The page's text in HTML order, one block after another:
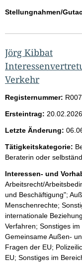
Stellungnahmen/
Jörg Kibbat
Verkehr
Registernummer:
Ersteintrag: 20.02.2026
Letzte Änderung:
Tätigkeitskategorie:
Beraterin oder
Interessen- und
Arbeitsrecht/
und Beschäftigung";
Menschenrechte;
internationale
Verfahren; Sonstiges
Gemeinsame Außen-
Fragen der EU;
EU; Sonstiges im